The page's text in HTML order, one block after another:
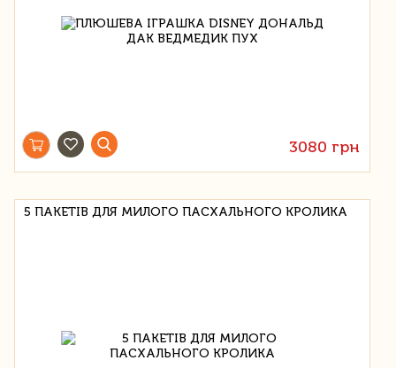
3080 грн
5 ПАКЕТІВ ДЛЯ МИЛОГО ПАСХАЛЬНОГО КРОЛИКА